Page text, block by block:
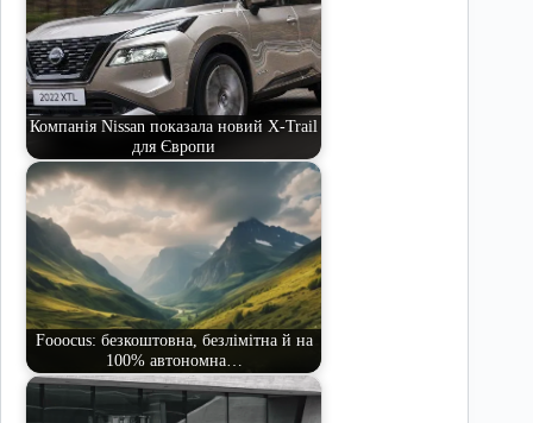
Компанія Nissan показала новий X-Trail
для Європи
Fooocus: безкоштовна, безлімітна й на
100% автономна…